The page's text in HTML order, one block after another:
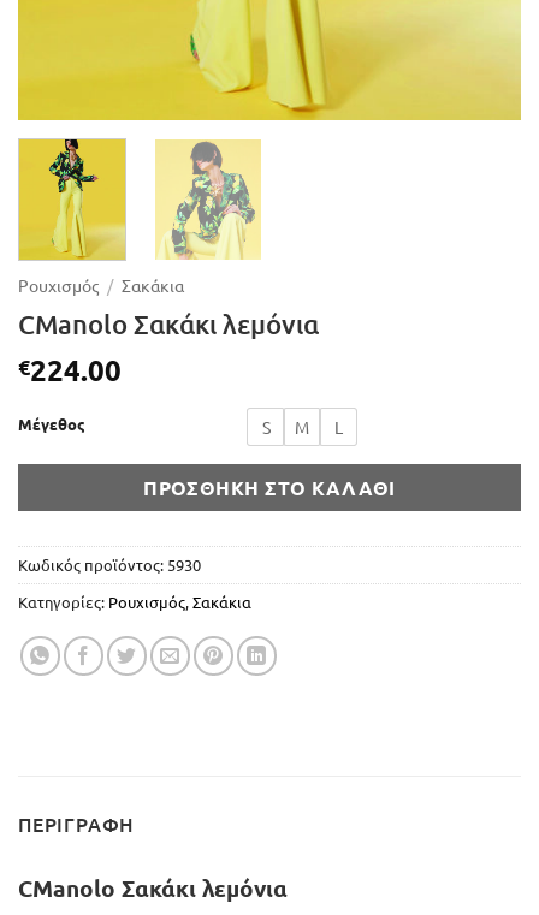
Ρουχισμός / Σακάκια
CManolo Σακάκι λεμόνια
€224.00
Μέγεθος S M L
ΠΡΟΣΘΉΚΗ ΣΤΟ ΚΑΛΆΘΙ
Κωδικός προϊόντος: 5930
Κατηγορίες: Ρουχισμός,Σακάκια
ΠΕΡΙΓΡΑΦΉ
CManolo Σακάκι λεμόνια